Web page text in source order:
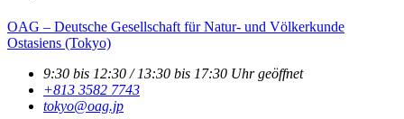
OAG – Deutsche Gesellschaft für Natur- und Völkerkunde
Ostasiens (Tokyo)
9:30 bis 12:30 / 13:30 bis 17:30 Uhr geöffnet
+813 3582 7743
tokyo­@­oag­.­jp